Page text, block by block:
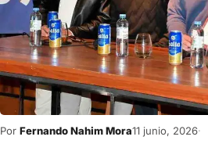
Por Fernando Nahim Mora11 junio, 2026